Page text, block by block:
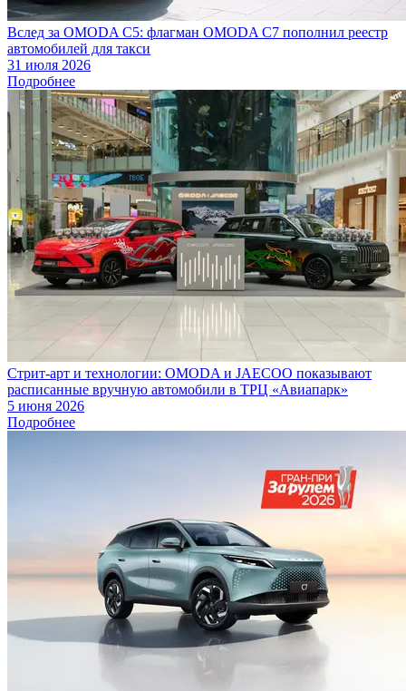
Вслед за OMODA C5: флагман OMODA C7 пополнил реестр
автомобилей для такси
31 июля 2026
Подробнее
Стрит-арт и технологии: OMODA и JAECOO показывают
расписанные вручную автомобили в ТРЦ «Авиапарк»
5 июня 2026
Подробнее